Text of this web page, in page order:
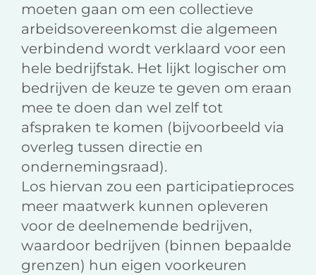
moeten gaan om een collectieve
arbeidsovereenkomst die algemeen
verbindend wordt verklaard voor een
hele bedrijfstak. Het lijkt logischer om
bedrijven de keuze te geven om eraan
mee te doen dan wel zelf tot
afspraken te komen (bijvoorbeeld via
overleg tussen directie en
ondernemingsraad).
Los hiervan zou een participatieproces
meer maatwerk kunnen opleveren
voor de deelnemende bedrijven,
waardoor bedrijven (binnen bepaalde
grenzen) hun eigen voorkeuren